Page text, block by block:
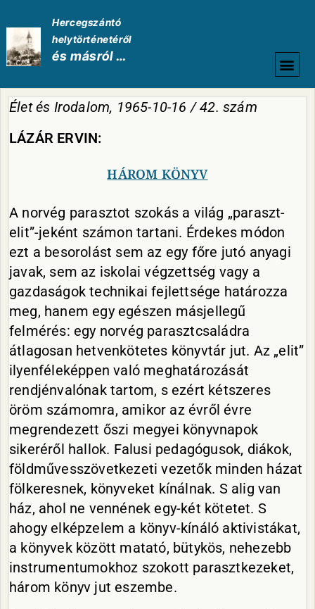
Hercegszántó
helytörténetéről
és másról …
Élet és Irodalom, 1965-10-16 / 42. szám
LÁZÁR ERVIN:
HÁROM KÖNYV
A norvég parasztot szokás a világ „paraszt-
elit”-jeként számon tartani. Érdekes módon
ezt a besorolást sem az egy főre jutó anyagi
javak, sem az iskolai végzettség vagy a
gazdaságok technikai fejlettsége határozza
meg, hanem egy egészen másjellegű
felmérés: egy norvég parasztcsaládra
átlagosan hetvenkötetes könyvtár jut. Az „elit”
ilyenféleképpen való meghatározását
rendjénvalónak tartom, s ezért kétszeres
öröm számomra, amikor az évről évre
megrendezett őszi megyei könyvnapok
sikeréről hallok. Falusi pedagógusok, diákok,
földművesszövetkezeti vezetők minden házat
fölkeresnek, könyveket kínálnak. S alig van
ház, ahol ne vennének egy-két kötetet. S
ahogy elképzelem a könyv-kínáló aktivistákat,
a könyvek között matató, bütykös, nehezebb
instrumentumokhoz szokott parasztkezeket,
három könyv jut eszembe.